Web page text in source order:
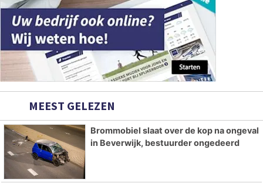
MEEST GELEZEN
Brommobiel slaat over de kop na ongeval
in Beverwijk, bestuurder ongedeerd